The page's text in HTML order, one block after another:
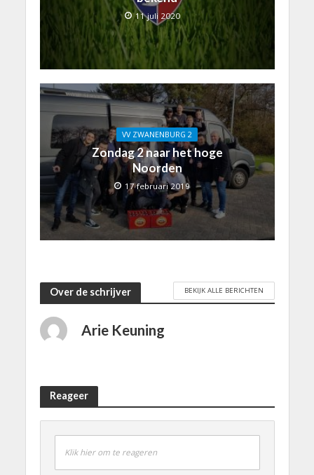
11 juli 2020
VV ZWANENBURG 2
Zondag 2 naar het hoge
Noorden
17 februari 2019
Over de schrijver BEKIJK ALLE BERICHTEN
Arie Keuning
Reageer
Klik hier om te reageren